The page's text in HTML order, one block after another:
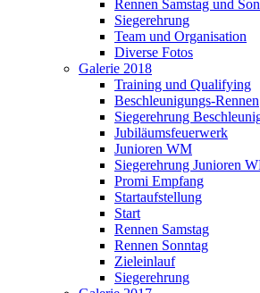
Rennen Samstag und
Siegerehrung
Team und Organisation
Diverse Fotos
Galerie 2018
Training und Qualifying
Beschleunigungs-Rennen
Siegerehrung
Jubiläumsfeuerwerk
Junioren WM
Siegerehrung Junioren
Promi Empfang
Startaufstellung
Start
Rennen Samstag
Rennen Sonntag
Zieleinlauf
Siegerehrung